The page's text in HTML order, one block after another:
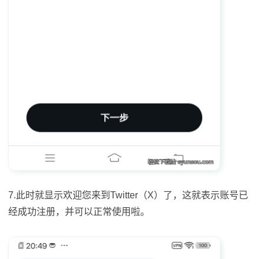
7.此时就显示欢迎您来到Twitter（X）了，这就表示账号已
经成功注册，并可以正常使用啦。